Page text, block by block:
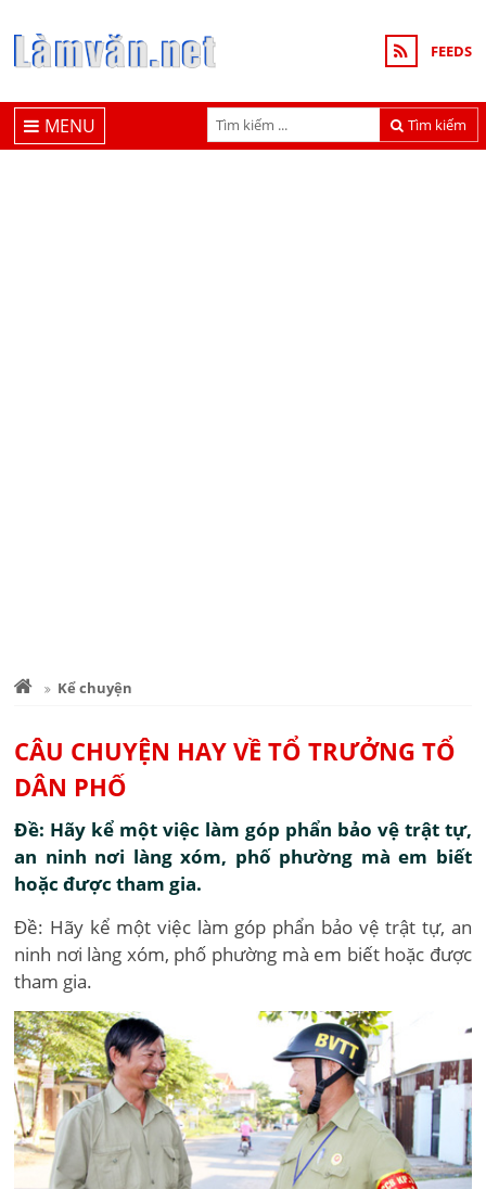
FEEDS
Tìm kiếm
MENU
Kể chuyện
CÂU CHUYỆN HAY VỀ TỔ TRƯỞNG TỔ
DÂN PHỐ
Đề: Hãy kể một việc làm góp phẩn bảo vệ trật tự,
an ninh nơi làng xóm, phố phường mà em biết
hoặc được tham gia.
Đề: Hãy kể một việc làm góp phẩn bảo vệ trật tự, an
ninh nơi làng xóm, phố phường mà em biết hoặc được
tham gia.